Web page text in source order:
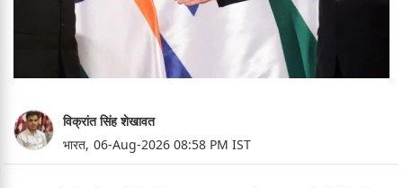
विक्रांत सिंह शेखावत
भारत, 06-Aug-2026 08:58 PM IST